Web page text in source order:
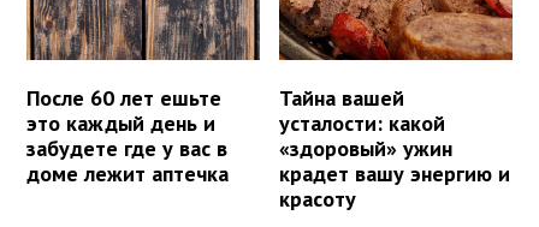
После 60 лет ешьте
это каждый день и
забудете где у вас в
доме лежит аптечка
Тайна вашей
усталости: какой
«здоровый» ужин
крадет вашу энергию и
красоту